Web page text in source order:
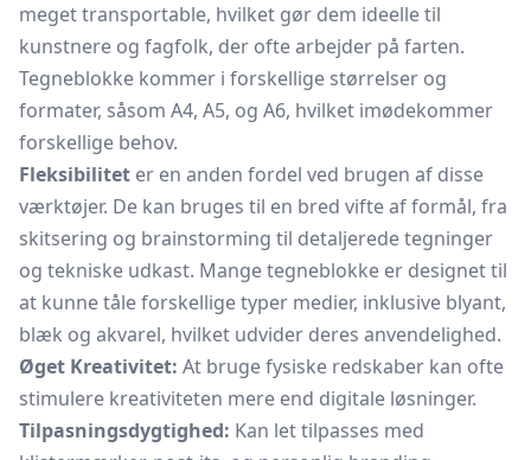
meget transportable, hvilket gør dem ideelle til
kunstnere og fagfolk, der ofte arbejder på farten.
Tegneblokke kommer i forskellige størrelser og
formater, såsom A4, A5, og A6, hvilket imødekommer
forskellige behov.
Fleksibilitet er en anden fordel ved brugen af disse
værktøjer. De kan bruges til en bred vifte af formål, fra
skitsering og brainstorming til detaljerede tegninger
og tekniske udkast. Mange tegneblokke er designet til
at kunne tåle forskellige typer medier, inklusive blyant,
blæk og akvarel, hvilket udvider deres anvendelighed.
Øget Kreativitet: At bruge fysiske redskaber kan ofte
stimulere kreativiteten mere end digitale løsninger.
Tilpasningsdygtighed: Kan let tilpasses med